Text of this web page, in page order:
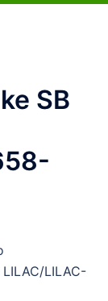
SB
LILAC/LILAC-